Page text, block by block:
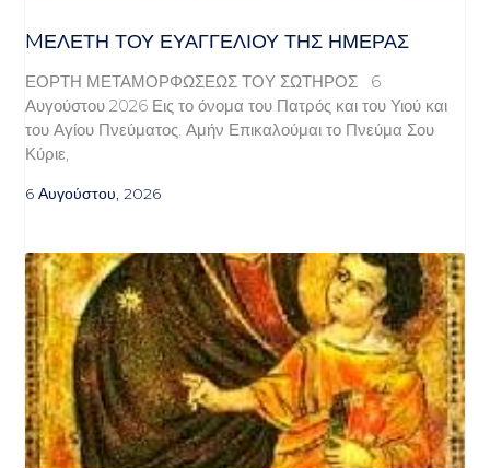
MΕΛΈΤΗ ΤΟΥ ΕΥΑΓΓΕΛΊΟΥ ΤΗΣ ΗΜΈΡΑΣ
ΕΟΡΤΗ ΜΕΤΑΜΟΡΦΩΣΕΩΣ ΤΟΥ ΣΩΤΗΡΟΣ 6
Αυγούστου 2026 Εις το όνομα του Πατρός και του Υιού και
του Αγίου Πνεύματος. Αμήν Επικαλούμαι το Πνεύμα Σου
Κύριε,
6 Αυγούστου, 2026